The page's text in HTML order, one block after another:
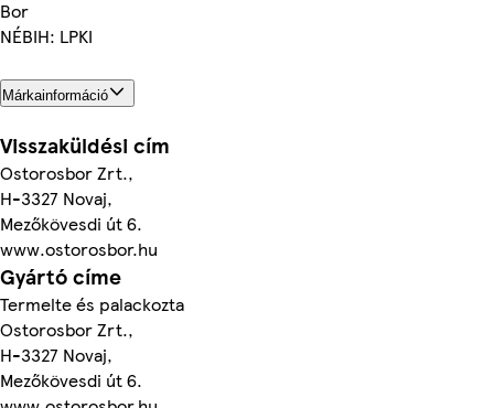
Bor
NÉBIH: LPKI
Márkainformáció
Visszaküldési cím
Ostorosbor Zrt.,
H-3327 Novaj,
Mezőkövesdi út 6.
www.ostorosbor.hu
Gyártó címe
Termelte és palackozta
Ostorosbor Zrt.,
H-3327 Novaj,
Mezőkövesdi út 6.